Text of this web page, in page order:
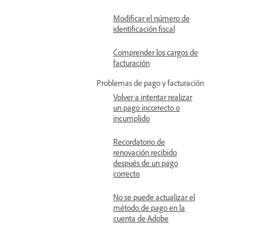
Modificar el número de
identificación fiscal
Comprender los cargos de
facturación
Problemas de pago y facturación
Volver a intentar realizar
un pago incorrecto o
incumplido
Recordatorio de
renovación recibido
después de un pago
correcto
No se puede actualizar el
método de pago en la
cuenta de Adobe